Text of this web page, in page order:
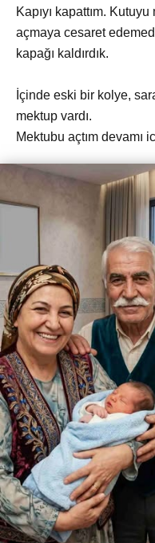
Kapıyı kapattım.
açmaya cesaret
kapağı kaldırdık.
İçinde eski bir kolye,
mektup vardı.
Mektubu açtım